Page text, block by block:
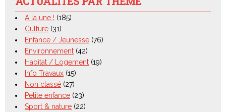
A la une ! (185)
Culture (31)
Enfance / Jeunesse (76)
Environnement (42)
Habitat / Logement (19)
Info Travaux (15)
Non classé (27)
Petite enfance (23)
Sport & nature (22)